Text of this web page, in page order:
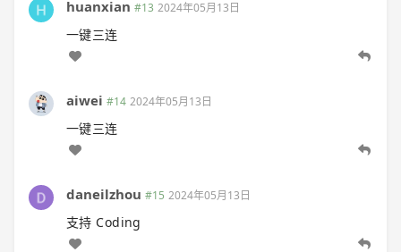
huanxian #13 2024年05月13日
一键三连
aiwei #14 2024年05月13日
一键三连
daneilzhou #15 2024年05月13日
支持 Coding